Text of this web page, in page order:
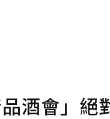
酒會」絕